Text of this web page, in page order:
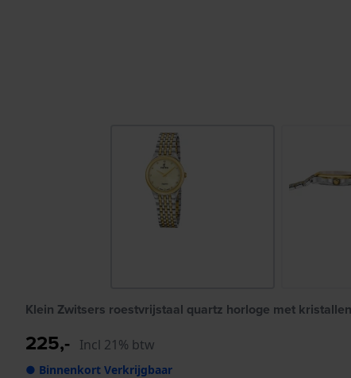
Klein Zwitsers roestvrijstaal quartz horloge met
225,- Incl 21% btw
● Binnenkort Verkrijgbaar